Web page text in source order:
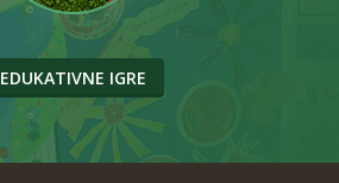
EDUKATIVNE IGRE